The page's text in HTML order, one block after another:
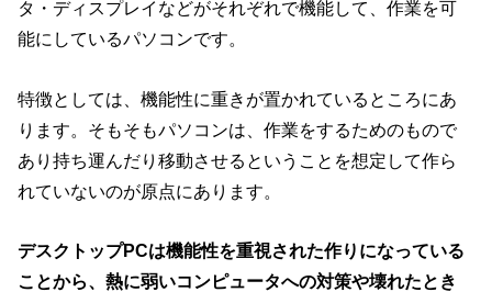
タ・ディスプレイなどがそれぞれで機能して、作業を可
能にしているパソコンです。
特徴としては、機能性に重きが置かれているところにあ
ります。そもそもパソコンは、作業をするためのもので
あり持ち運んだり移動させるということを想定して作ら
れていないのが原点にあります。
デスクトップPCは機能性を重視された作りになっている
ことから、熱に弱いコンピュータへの対策や壊れたとき